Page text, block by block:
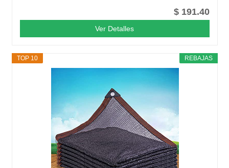
$ 191.40
Ver Detalles
REBAJAS
TOP 10